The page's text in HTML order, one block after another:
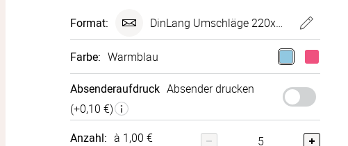
Format: DinLang Umschläge 220x110 mm
Farbe: Warmblau
Absenderaufdruck Absender drucken
(+0,10 €)
Anzahl: à 1,00 €